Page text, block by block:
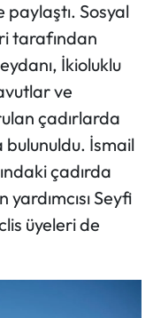
Sosyal
tarafından
İkioluklu
ve
çadırlarda
İsmail
çadırda
Seyfi
üyeleri de